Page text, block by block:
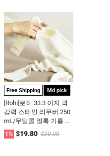
Free Shipping Md pick
[Rohi]로히 33.3 이지 퀵
강력 스테인 리무버 250
mL/무알콜 얼룩·기름 분
해 저자극 제거제 33.3 E
asy Quick Stain Remove
1% $19.80 $20.00